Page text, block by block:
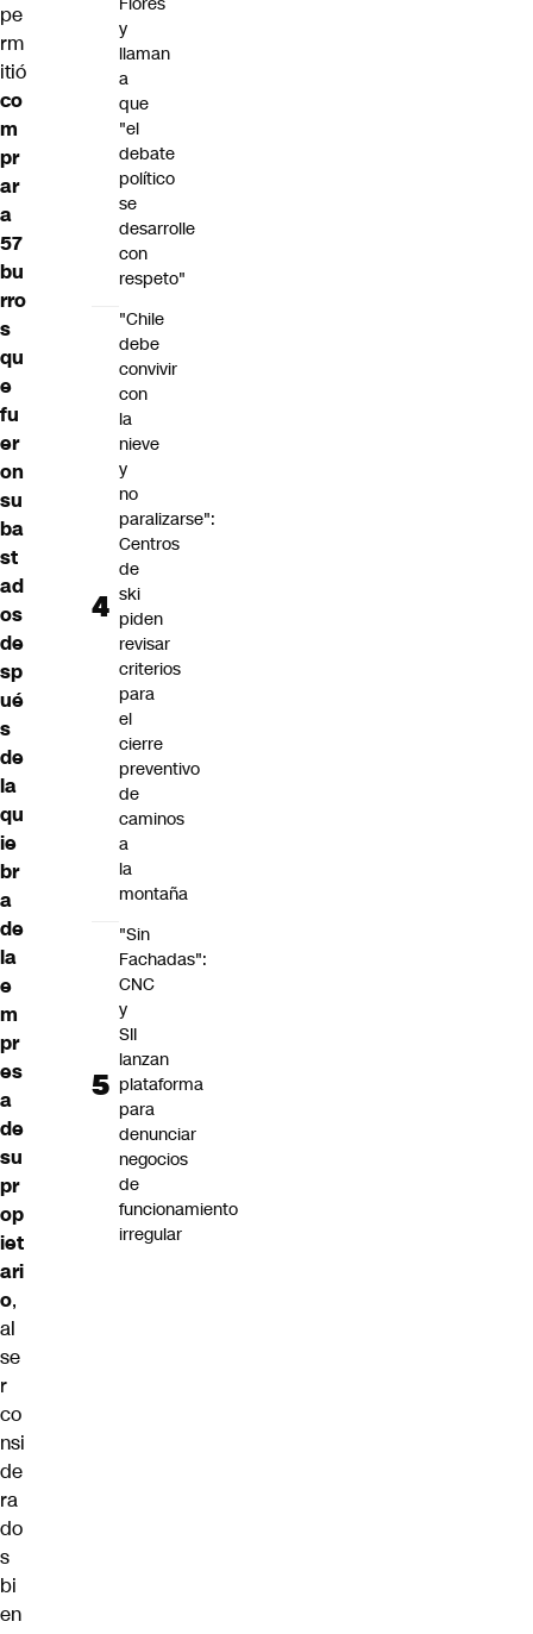
pe
rm
itió
co
m
pr
ar
a
57
bu
rro
s
qu
e
fu
er
on
su
ba
st
ad
os
de
sp
ué
s
de
la
qu
ie
br
a
de
la
e
m
pr
es
a
de
su
pr
op
iet
ari
o,
al
se
r
co
nsi
de
ra
do
s
bi
en
y
llaman
a
que
"el
debate
político
se
desarrolle
con
respeto"
"Chile
debe
convivir
con
la
nieve
y
no
paralizarse":
Centros
de
ski
piden
revisar
criterios
para
el
cierre
preventivo
de
caminos
a
la
montaña
"Sin
Fachadas":
CNC
y
SII
lanzan
plataforma
para
denunciar
negocios
de
funcionamiento
irregular